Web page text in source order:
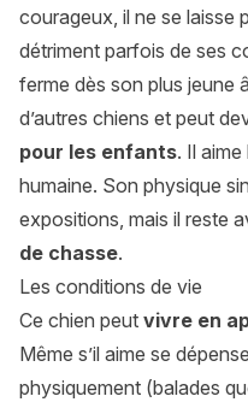
courageux, il ne se laisse
détriment parfois de ses
ferme dès son plus jeune
d’autres chiens et peut
pour les enfants. Il
humaine. Son physique
expositions, mais il reste
de chasse.
Les conditions de vie
Ce chien peut vivre en
Même s’il aime se
physiquement (balades